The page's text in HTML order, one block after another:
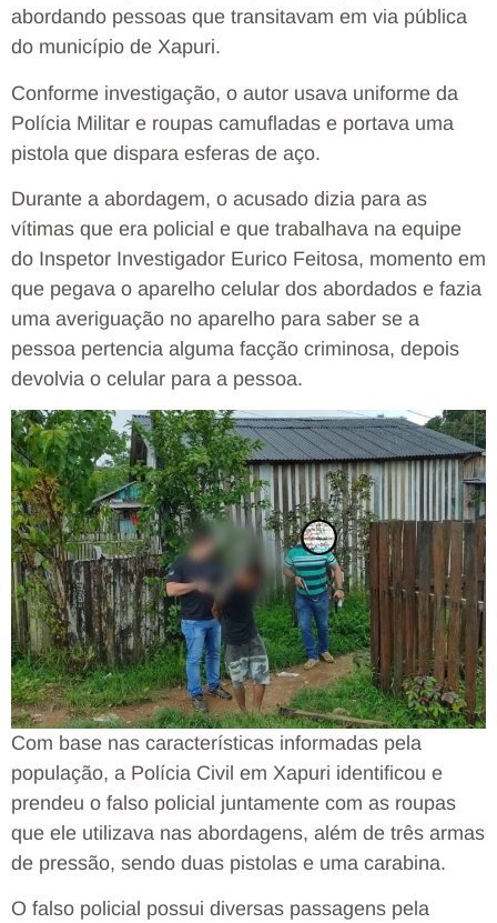
abordando pessoas que transitavam em via pública
do município de Xapuri.
Conforme investigação, o autor usava uniforme da
Polícia Militar e roupas camufladas e portava uma
pistola que dispara esferas de aço.
Durante a abordagem, o acusado dizia para as
vítimas que era policial e que trabalhava na equipe
do Inspetor Investigador Eurico Feitosa, momento em
que pegava o aparelho celular dos abordados e fazia
uma averiguação no aparelho para saber se a
pessoa pertencia alguma facção criminosa, depois
devolvia o celular para a pessoa.
Com base nas características informadas pela
população, a Polícia Civil em Xapuri identificou e
prendeu o falso policial juntamente com as roupas
que ele utilizava nas abordagens, além de três armas
de pressão, sendo duas pistolas e uma carabina.
O falso policial possui diversas passagens pela